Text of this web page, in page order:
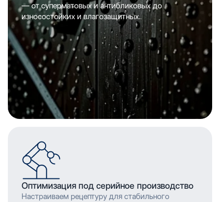
— от суперматовых и антибликовых до
износостойких и влагозащитных.
Оптимизация под серийное производство
Настраиваем рецептуру для стабильного